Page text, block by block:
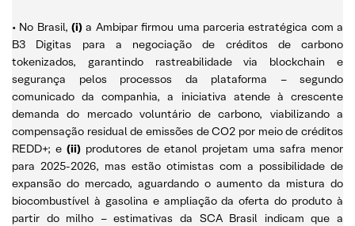
• No Brasil,(i) a Ambipar firmou uma parceria estratégica com a
B3 Digitas para a negociação de créditos de carbono
tokenizados, garantindo rastreabilidade via blockchain e
segurança pelos processos da plataforma – segundo
comunicado da companhia, a iniciativa atende à crescente
demanda do mercado voluntário de carbono, viabilizando a
compensação residual de emissões de CO2 por meio de créditos
REDD+; e (ii) produtores de etanol projetam uma safra menor
para 2025-2026, mas estão otimistas com a possibilidade de
expansão do mercado, aguardando o aumento da mistura do
biocombustível à gasolina e ampliação da oferta do produto à
partir do milho – estimativas da SCA Brasil indicam que a